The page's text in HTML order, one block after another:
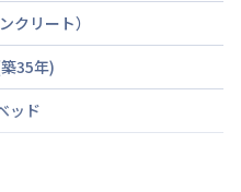
クリート）
35年)
ッド